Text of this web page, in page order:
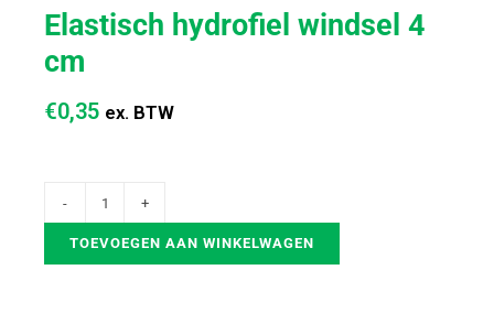
Elastisch hydrofiel windsel 4
cm
€0,35 ex. BTW
TOEVOEGEN AAN WINKELWAGEN